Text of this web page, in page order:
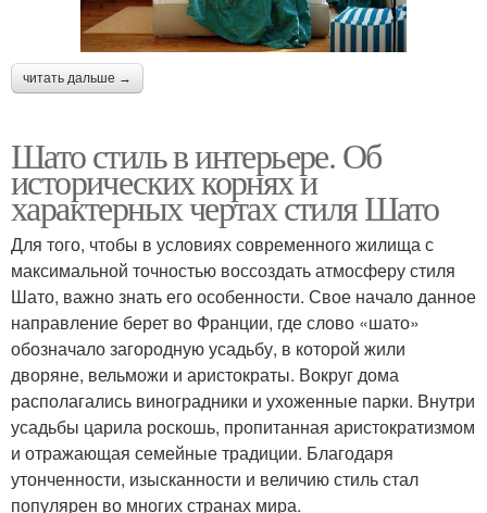
читать дальше →
Шато стиль в интерьере. Об
исторических корнях и
характерных чертах стиля Шато
Для того, чтобы в условиях современного жилища с
максимальной точностью воссоздать атмосферу стиля
Шато, важно знать его особенности. Свое начало данное
направление берет во Франции, где слово «шато»
обозначало загородную усадьбу, в которой жили
дворяне, вельможи и аристократы. Вокруг дома
располагались виноградники и ухоженные парки. Внутри
усадьбы царила роскошь, пропитанная аристократизмом
и отражающая семейные традиции. Благодаря
утонченности, изысканности и величию стиль стал
популярен во многих странах мира.